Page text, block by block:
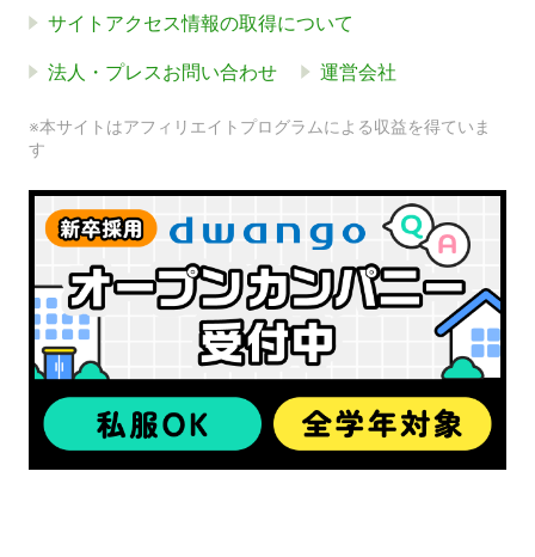
サイトアクセス情報の取得について
法人・プレスお問い合わせ 運営会社
※本サイトはアフィリエイトプログラムによる収益を得ていま
す